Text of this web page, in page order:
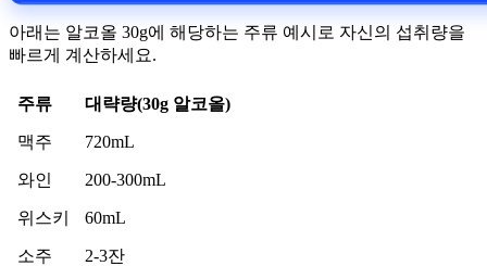
아래는 알코올 30g에 해당하는 주류 예시로 자신의 섭취량을
빠르게 계산하세요.
주류 대략량(30g 알코올)
맥주 720mL
와인 200-300mL
위스키 60mL
소주 2-3잔